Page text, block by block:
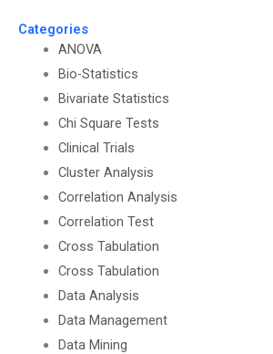
Categories
ANOVA
Bio-Statistics
Bivariate Statistics
Chi Square Tests
Clinical Trials
Cluster Analysis
Correlation Analysis
Correlation Test
Cross Tabulation
Cross Tabulation
Data Analysis
Data Management
Data Mining